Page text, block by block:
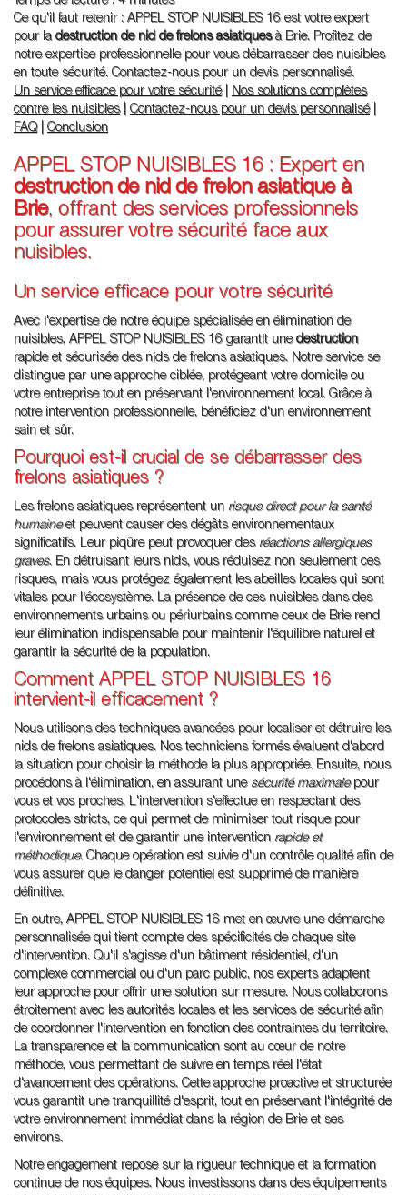
Ce qu'il faut retenir : APPEL STOP NUISIBLES 16 est votre expert
pour la destruction de nid de frelons asiatiquesà Brie. Profitez de
notre expertise professionnelle pour vous débarrasser des nuisibles
en toute sécurité. Contactez-nous pour un devis personnalisé.
Un service efficace pour votre sécurité| Nos solutions complètes
contre les nuisibles| Contactez-nous pour un devis personnalisé|
FAQ| Conclusion
APPEL STOP NUISIBLES 16 : Expert en
destruction de nid de frelon asiatique à
Brie, offrant des services professionnels
pour assurer votre sécurité face aux
nuisibles.
Un service efficace pour votre sécurité
Avec l'expertise de notre équipe spécialisée en élimination de
nuisibles, APPEL STOP NUISIBLES 16 garantit une destruction
rapide et sécurisée des nids de frelons asiatiques. Notre service se
distingue par une approche ciblée, protégeant votre domicile ou
votre entreprise tout en préservant l'environnement local. Grâce à
notre intervention professionnelle, bénéficiez d'un environnement
sain et sûr.
Pourquoi est-il crucial de se débarrasser des
frelons asiatiques ?
Les frelons asiatiques représentent un risque direct pour la santé
humaineet peuvent causer des dégâts environnementaux
significatifs. Leur piqûre peut provoquer des réactions allergiques
graves. En détruisant leurs nids, vous réduisez non seulement ces
risques, mais vous protégez également les abeilles locales qui sont
vitales pour l'écosystème. La présence de ces nuisibles dans des
environnements urbains ou périurbains comme ceux de Brie rend
leur élimination indispensable pour maintenir l'équilibre naturel et
garantir la sécurité de la population.
Comment APPEL STOP NUISIBLES 16
intervient-il efficacement ?
Nous utilisons des techniques avancées pour localiser et détruire les
nids de frelons asiatiques. Nos techniciens formés évaluent d'abord
la situation pour choisir la méthode la plus appropriée. Ensuite, nous
procédons à l'élimination, en assurant une sécurité maximalepour
vous et vos proches. L'intervention s'effectue en respectant des
protocoles stricts, ce qui permet de minimiser tout risque pour
l'environnement et de garantir une intervention rapide et
méthodique. Chaque opération est suivie d'un contrôle qualité afin de
vous assurer que le danger potentiel est supprimé de manière
définitive.
En outre, APPEL STOP NUISIBLES 16 met en œuvre une démarche
personnalisée qui tient compte des spécificités de chaque site
d'intervention. Qu'il s'agisse d'un bâtiment résidentiel, d'un
complexe commercial ou d'un parc public, nos experts adaptent
leur approche pour offrir une solution sur mesure. Nous collaborons
étroitement avec les autorités locales et les services de sécurité afin
de coordonner l'intervention en fonction des contraintes du territoire.
La transparence et la communication sont au cœur de notre
méthode, vous permettant de suivre en temps réel l'état
d'avancement des opérations. Cette approche proactive et structurée
vous garantit une tranquillité d'esprit, tout en préservant l'intégrité de
votre environnement immédiat dans la région de Brie et ses
environs.
Notre engagement repose sur la rigueur technique et la formation
continue de nos équipes. Nous investissons dans des équipements